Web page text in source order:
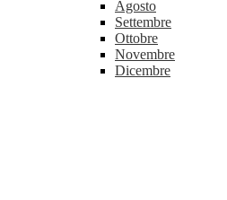
Agosto
Settembre
Ottobre
Novembre
Dicembre